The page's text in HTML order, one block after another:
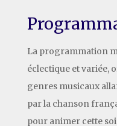
La programmation
éclectique et variée,
genres musicaux
par la chanson
pour animer cette